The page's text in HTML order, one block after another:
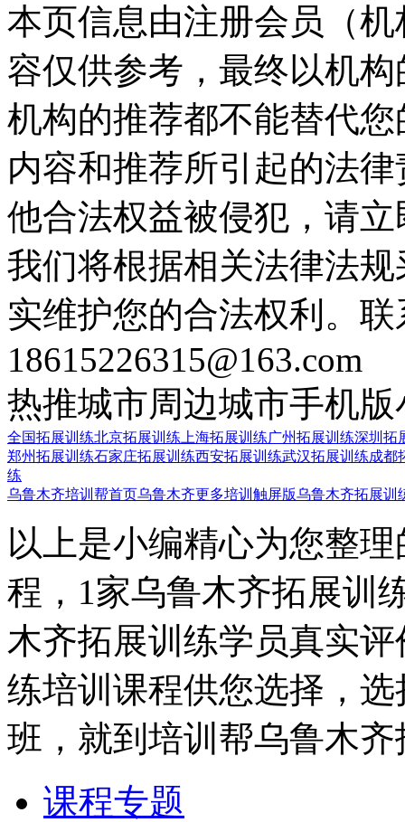
本页信息由注册会员（
容仅供参考，最终以机
机构的推荐都不能替代
内容和推荐所引起的法
他合法权益被侵犯，请
我们将根据相关法律法
实维护您的合法权利。
18615226315@163.com
热推城市周边城市手机版
全国拓展训练北京拓展训练 上海拓展训练广州拓展训练深圳拓
郑州拓展训练石家庄拓展训练西安拓展训练武汉拓展训练成都
练
乌鲁木齐培训帮首页乌鲁木齐更多培训触屏版乌鲁木齐拓展训
以上是小编精心为您整
程，1家乌鲁木齐拓展训
木齐拓展训练学员真实
练培训课程供您选择，
班，就到培训帮乌鲁木
课程专题